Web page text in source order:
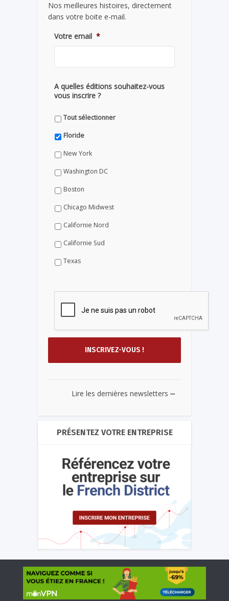
Nos meilleures histoires, directement
dans votre boite e-mail.
Votre email *
A quelles éditions souhaitez-vous
vous inscrire ?
Tout sélectionner
Floride
New York
Washington DC
Boston
Chicago Midwest
Californie Nord
Californie Sud
Texas
Lire les dernières newsletters ...
PRÉSENTEZ VOTRE ENTREPRISE